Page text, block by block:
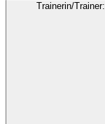
Trainerin/Trainer: